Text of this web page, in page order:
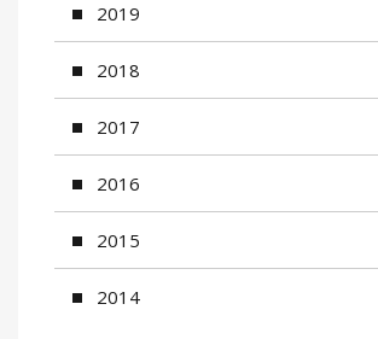
2019
2018
2017
2016
2015
2014